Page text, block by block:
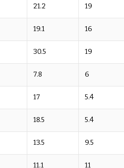
21.2 19
19.1 16
30.5 19
7.8 6
17 5.4
18.5 5.4
13.5 9.5
11.1 11